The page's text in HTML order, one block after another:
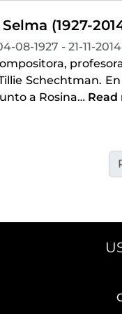
(1927-
08-1927 - 21-11-2014
Schechtman.
a Rosina… Read